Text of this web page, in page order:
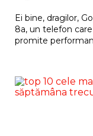
Ei bine, dragilor,
8a, un telefon
promite